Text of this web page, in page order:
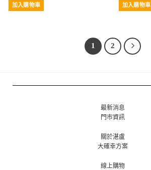
加入購物車 加入購物車
1 2
最新消息
門市資訊
關於湛盧
大確幸方案
線上購物